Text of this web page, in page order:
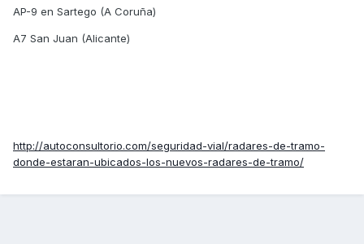
AP-9 en Sartego (A Coruña)
A7 San Juan (Alicante)
http://autoconsultorio.com/seguridad-vial/radares-de-tramo-
donde-estaran-ubicados-los-nuevos-radares-de-tramo/